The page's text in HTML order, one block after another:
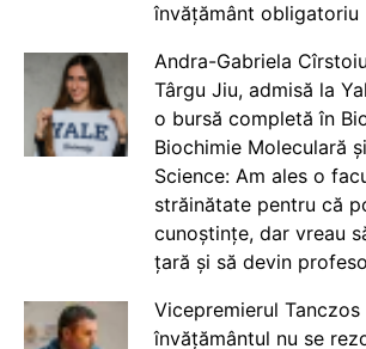
învățământ obligatoriu
Andra-Gabriela
Târgu Jiu, admisă la
o bursă completă în
Biochimie Moleculară
Science: Am ales o
străinătate pentru că
cunoștințe, dar vreau
țară și să devin
Vicepremierul Tanczos
învățământul nu se